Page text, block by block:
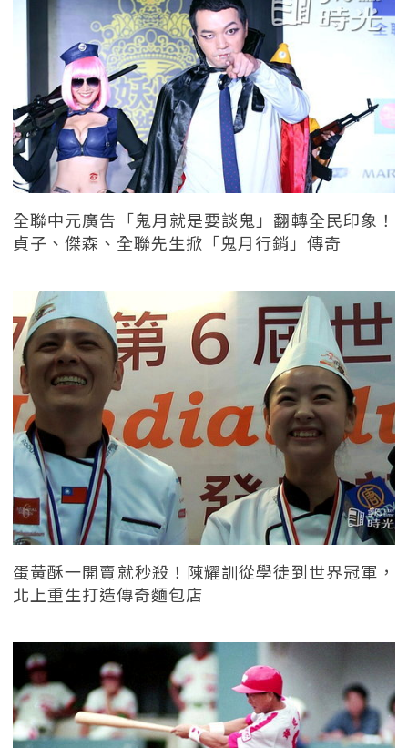
全聯中元廣告「鬼月就是要談鬼」翻轉全民印象！
貞子、傑森、全聯先生掀「鬼月行銷」傳奇
蛋黃酥一開賣就秒殺！陳耀訓從學徒到世界冠軍，
北上重生打造傳奇麵包店